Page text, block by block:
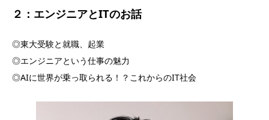
２：エンジニアとITのお話
◎東大受験と就職、起業
◎エンジニアという仕事の魅力
◎AIに世界が乗っ取られる！？これからのIT社会